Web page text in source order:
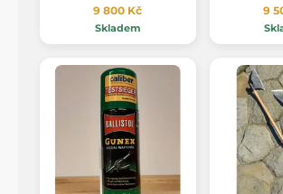
9 800 Kč
Skladem
9